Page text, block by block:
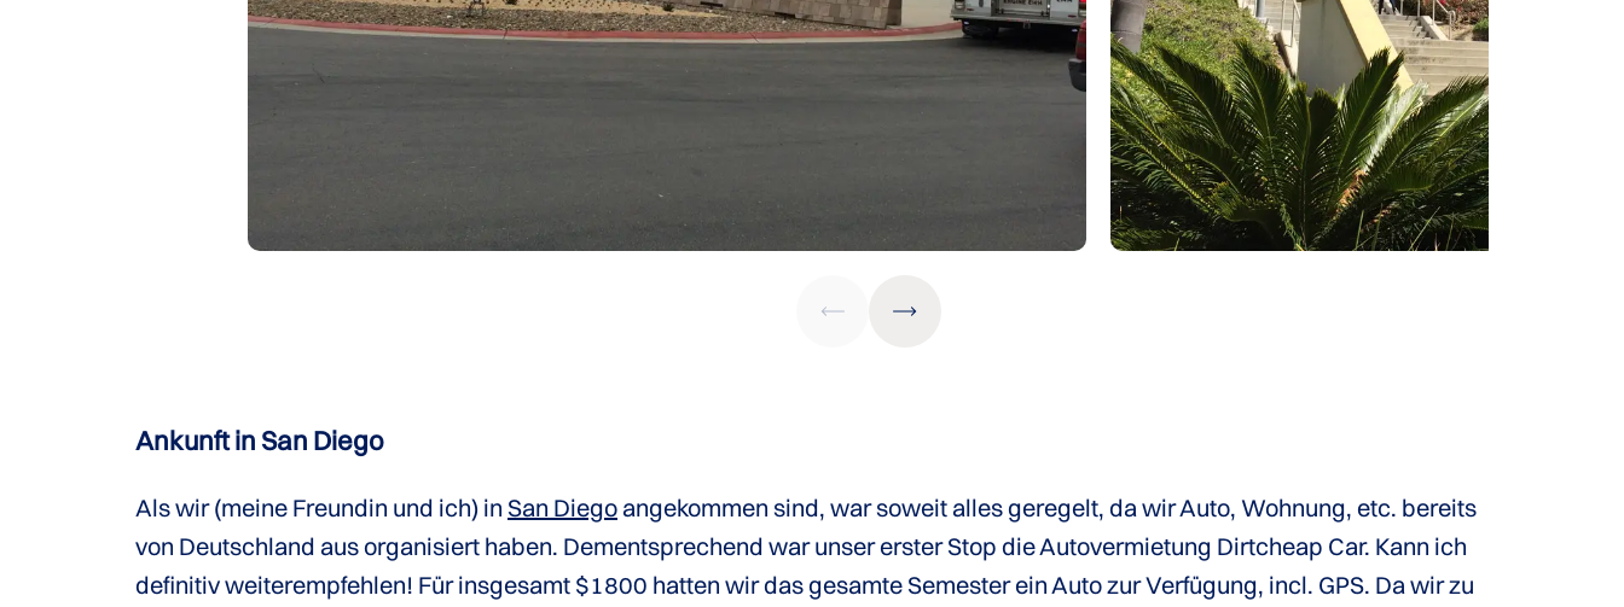
Ankunft in San Diego
Als wir (meine Freundin und ich) in San Diego angekommen sind, war soweit alles geregelt, da wir Auto, Wohnung, etc. bereits
von Deutschland aus organisiert haben. Dementsprechend war unser erster Stop die Autovermietung Dirtcheap Car. Kann ich
definitiv weiterempfehlen! Für insgesamt $1800 hatten wir das gesamte Semester ein Auto zur Verfügung, incl. GPS. Da wir zu